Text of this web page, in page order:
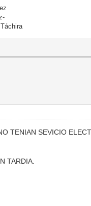
TENIAN SEVICIO
TARDIA.